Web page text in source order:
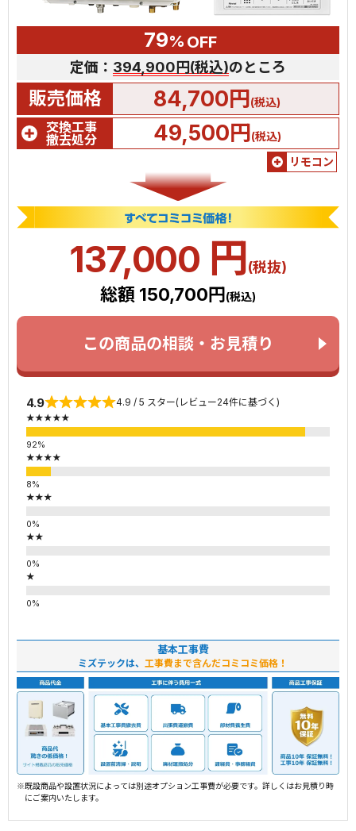
79% OFF
定価： 394,900円(税込)のところ
販売価格 84,700円(税込)
交換工事
撤去処分
49,500円(税込)
リモコン
137,000 円(税抜)
総額 150,700円 (税込)
この商品の相談・お見積り
4.9 4.9 / 5 スター(レビュー24件に基づく)
★★★★★
★★★★
★★★
★★
★
基本工事費
ミズテックは、 工事費まで含んだコミコミ価格！
※既設商品や設置状況によっては別途オプション工事費が必要です。詳しくはお見積り時
にご案内いたします。